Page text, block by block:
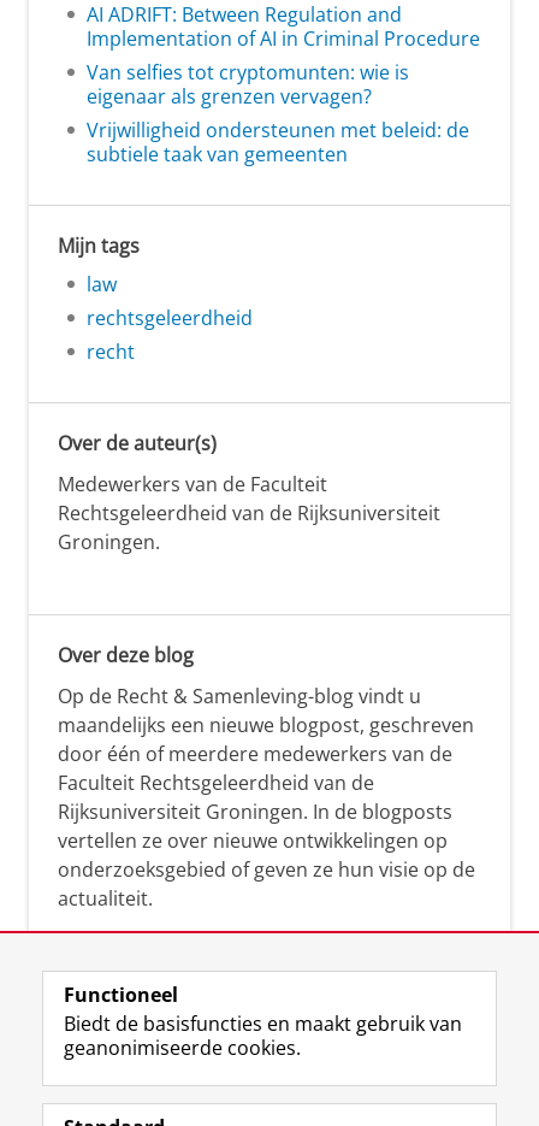
AI ADRIFT: Between Regulation and
Implementation of AI in Criminal Procedure
Van selfies tot cryptomunten: wie is
eigenaar als grenzen vervagen?
Vrijwilligheid ondersteunen met beleid: de
subtiele taak van gemeenten
Mijn tags
law
rechtsgeleerdheid
recht
Over de auteur(s)
Medewerkers van de Faculteit
Rechtsgeleerdheid van de Rijksuniversiteit
Groningen.
Over deze blog
Op de Recht & Samenleving-blog vindt u
maandelijks een nieuwe blogpost, geschreven
door één of meerdere medewerkers van de
Faculteit Rechtsgeleerdheid van de
Rijksuniversiteit Groningen. In de blogposts
vertellen ze over nieuwe ontwikkelingen op
onderzoeksgebied of geven ze hun visie op de
actualiteit.
Volg de RUG
F
a
L
i
R
S
I
n
Y
o
Functioneel
Biedt de basisfuncties en maakt gebruik van
geanonimiseerde cookies.